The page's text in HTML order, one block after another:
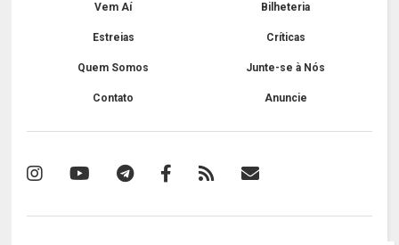
Vem Aí Bilheteria
Estreias Críticas
Quem Somos Junte-se à Nós
Contato Anuncie